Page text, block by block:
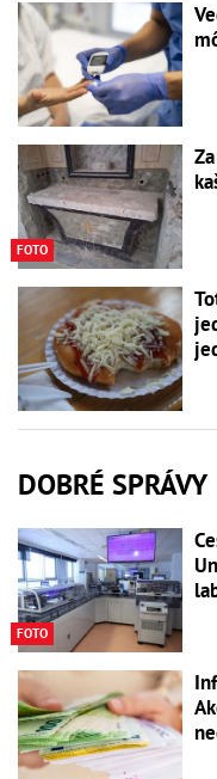
FOTO
DOBRÉ SPRÁVY
FOTO